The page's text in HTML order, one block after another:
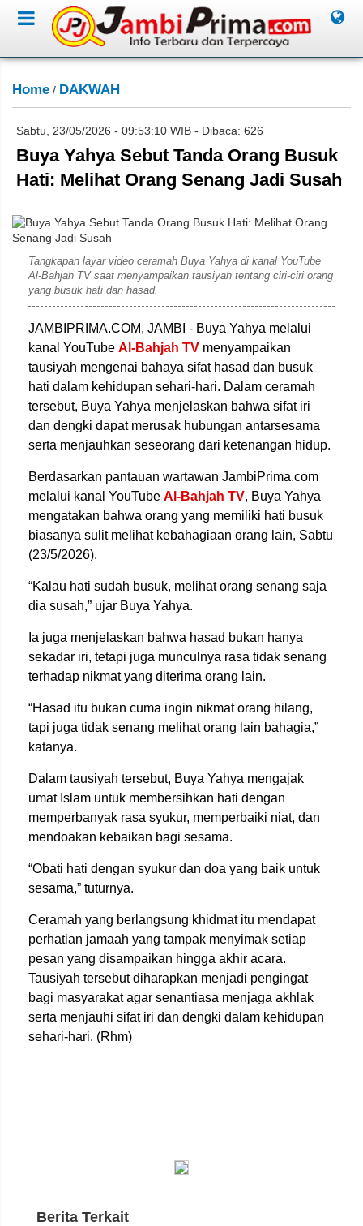
Home / DAKWAH
Sabtu, 23/05/2026 - 09:53:10 WIB - Dibaca: 626
Buya Yahya Sebut Tanda Orang Busuk
Hati: Melihat Orang Senang Jadi Susah
Tangkapan layar video ceramah Buya Yahya di kanal YouTube
Al-Bahjah TV saat menyampaikan tausiyah tentang ciri-ciri orang
yang busuk hati dan hasad.
JAMBIPRIMA.COM, JAMBI - Buya Yahya melalui
kanal YouTube Al-Bahjah TV menyampaikan
tausiyah mengenai bahaya sifat hasad dan busuk
hati dalam kehidupan sehari-hari. Dalam ceramah
tersebut, Buya Yahya menjelaskan bahwa sifat iri
dan dengki dapat merusak hubungan antarsesama
serta menjauhkan seseorang dari ketenangan hidup.
Berdasarkan pantauan wartawan JambiPrima.com
melalui kanal YouTube Al-Bahjah TV, Buya Yahya
mengatakan bahwa orang yang memiliki hati busuk
biasanya sulit melihat kebahagiaan orang lain, Sabtu
(23/5/2026).
“Kalau hati sudah busuk, melihat orang senang saja
dia susah,” ujar Buya Yahya.
Ia juga menjelaskan bahwa hasad bukan hanya
sekadar iri, tetapi juga munculnya rasa tidak senang
terhadap nikmat yang diterima orang lain.
“Hasad itu bukan cuma ingin nikmat orang hilang,
tapi juga tidak senang melihat orang lain bahagia,”
katanya.
Dalam tausiyah tersebut, Buya Yahya mengajak
umat Islam untuk membersihkan hati dengan
memperbanyak rasa syukur, memperbaiki niat, dan
mendoakan kebaikan bagi sesama.
“Obati hati dengan syukur dan doa yang baik untuk
sesama,” tuturnya.
Ceramah yang berlangsung khidmat itu mendapat
perhatian jamaah yang tampak menyimak setiap
pesan yang disampaikan hingga akhir acara.
Tausiyah tersebut diharapkan menjadi pengingat
bagi masyarakat agar senantiasa menjaga akhlak
serta menjauhi sifat iri dan dengki dalam kehidupan
sehari-hari. (Rhm)
Berita Terkait